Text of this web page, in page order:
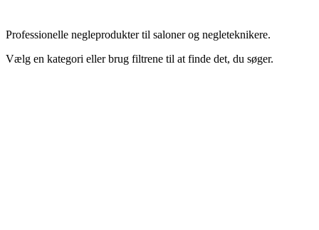
Professionelle negleprodukter til saloner og negleteknikere.
Vælg en kategori eller brug filtrene til at finde det, du søger.